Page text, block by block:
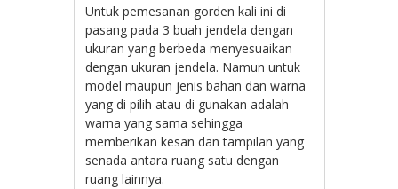
Untuk pemesanan gorden kali ini di
pasang pada 3 buah jendela dengan
ukuran yang berbeda menyesuaikan
dengan ukuran jendela. Namun untuk
model maupun jenis bahan dan warna
yang di pilih atau di gunakan adalah
warna yang sama sehingga
memberikan kesan dan tampilan yang
senada antara ruang satu dengan
ruang lainnya.